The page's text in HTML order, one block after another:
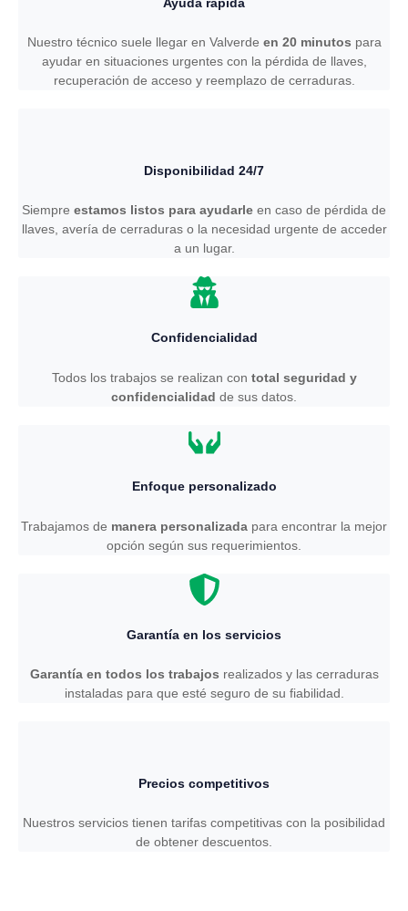
Nuestro técnico suele llegar en Valverde en 20 minutos para
ayudar en situaciones urgentes con la pérdida de llaves,
recuperación de acceso y reemplazo de cerraduras.
Disponibilidad 24/7
Siempre estamos listos para ayudarle en caso de pérdida de
llaves, avería de cerraduras o la necesidad urgente de acceder
a un lugar.
Confidencialidad
Todos los trabajos se realizan con total seguridad y
confidencialidad de sus datos.
Enfoque personalizado
Trabajamos de manera personalizada para encontrar la mejor
opción según sus requerimientos.
Garantía en los servicios
Garantía en todos los trabajos realizados y las cerraduras
instaladas para que esté seguro de su fiabilidad.
Precios competitivos
Nuestros servicios tienen tarifas competitivas con la posibilidad
de obtener descuentos.